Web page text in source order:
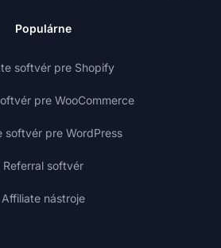
Populárne
softvér pre Shopify
pre WooCommerce
softvér pre WordPress
Referral softvér
Affiliate nástroje